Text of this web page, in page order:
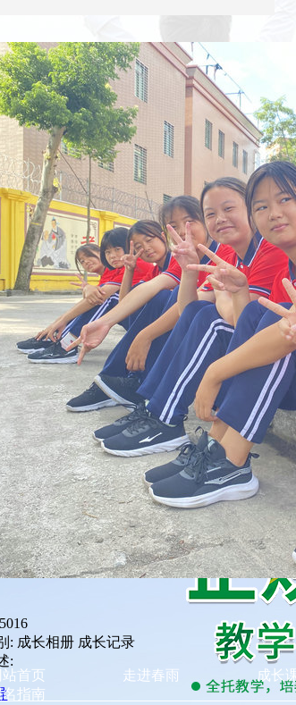
5016
: 成长相册 成长记录
:
站首页 走进春雨 成长
指南